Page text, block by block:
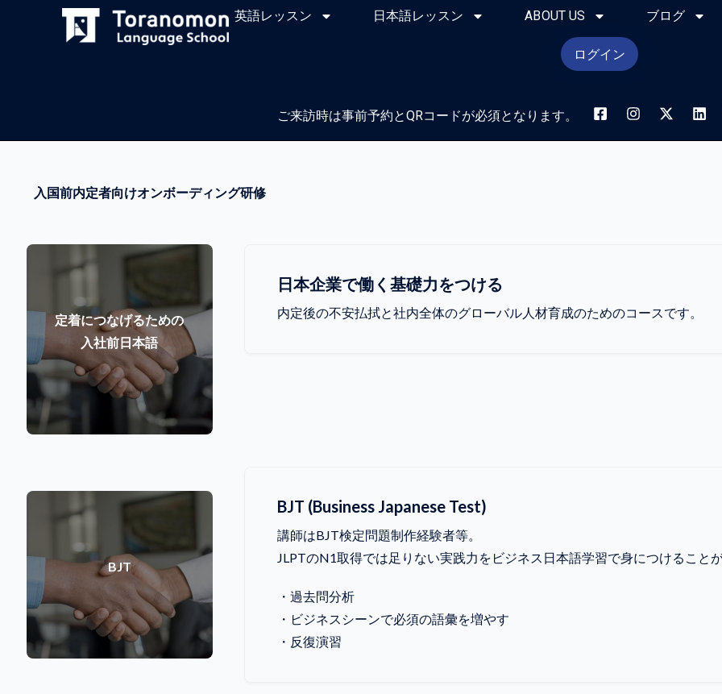
英語レッスン 日本語レッスン ABOUT US ブログ
ログイン
ご来訪時は事前予約とQRコードが必須となります。
入国前内定者向けオンボーディング研修
定着につなげるための
入社前日本語
日本企業で働く基礎力をつける
内定後の不安払拭と社内全体のグローバル人材育成のためのコースです。
BJT
BJT (Business Japanese Test)
講師はBJT検定問題制作経験者等。
JLPTのN1取得では足りない実践力をビジネス日本語学習で身につけることが
・過去問分析
・ビジネスシーンで必須の語彙を増やす
・反復演習